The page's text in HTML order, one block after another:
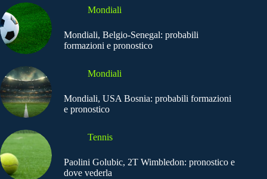
Mondiali
Mondiali, Belgio-Senegal: probabili
formazioni e pronostico
Mondiali
Mondiali, USA Bosnia: probabili formazioni
e pronostico
Tennis
Paolini Golubic, 2T Wimbledon: pronostico e
dove vederla